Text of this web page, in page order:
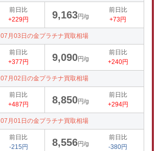
前日比
+229円
9,163円/g
前日比
+73円
07月03日の金プラチナ買取相場
前日比
+377円
9,090円/g
前日比
+240円
07月02日の金プラチナ買取相場
前日比
+487円
8,850円/g
前日比
+294円
07月01日の金プラチナ買取相場
前日比
-215円
8,556円/g
前日比
-380円